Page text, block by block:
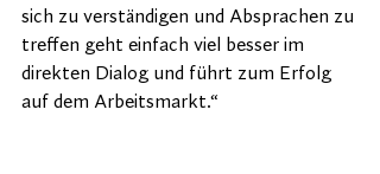
sich zu verständigen und Absprachen zu
treffen geht einfach viel besser im
direkten Dialog und führt zum Erfolg
auf dem Arbeitsmarkt.“